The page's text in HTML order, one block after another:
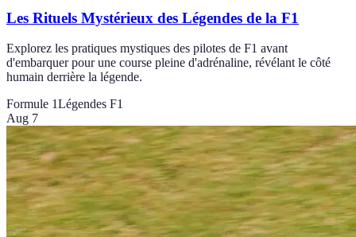
Les Rituels Mystérieux des Légendes de la F1
Explorez les pratiques mystiques des pilotes de F1 avant
d'embarquer pour une course pleine d'adrénaline, révélant le côté
humain derrière la légende.
Formule 1Légendes F1
Aug 7